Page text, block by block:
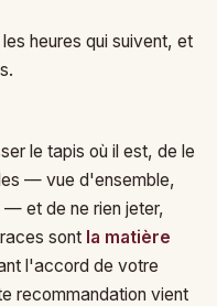
heures qui suivent, et
le tapis où il est, de le
— vue d'ensemble,
— et de ne rien jeter,
sont la matière
l'accord de votre
recommandation vient